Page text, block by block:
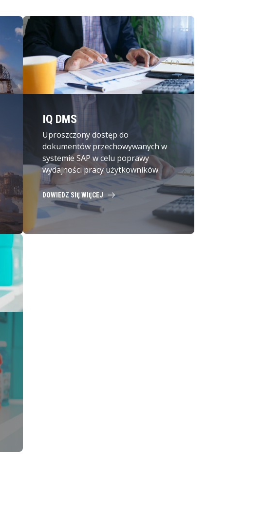
IQ DMS
Uproszczony dostęp do
dokumentów przechowywanych w
systemie SAP w celu poprawy
wydajności pracy użytkowników.
DOWIEDZ SIĘ WIĘCEJ